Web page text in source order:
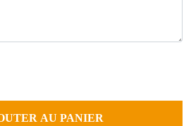
AU PANIER